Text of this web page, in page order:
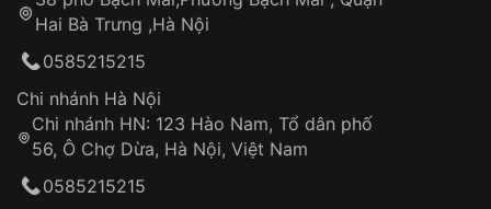
Hotline: 0585 215 215
Từ khóa SEO:
Tự ý sửa chữa
thống VNLUX
Đảm bảo quyền lợi khách hàng
Hai Bà Trưng ,Hà Nội
0585215215
Chi nhánh Hà Nội
Chi nhánh HN: 123 Hào Nam, Tổ dân phố
56, Ô Chợ Dừa, Hà Nội, Việt Nam
0585215215